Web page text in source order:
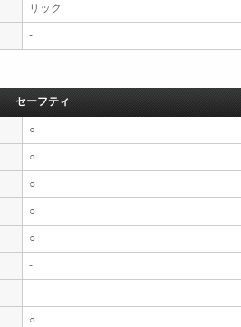
リック
-
セーフティ
○
○
○
○
○
-
-
○